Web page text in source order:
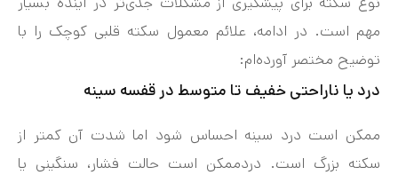
مهم است. در ادامه، علائم معمول سکته قلبی کوچک را با
توضیح مختصر آورده‌ام:
درد یا ناراحتی خفیف تا متوسط در قفسه سینه
ممکن است درد سینه احساس شود اما شدت آن کمتر از
سکته بزرگ است. دردممکن است حالت فشار، سنگینی یا